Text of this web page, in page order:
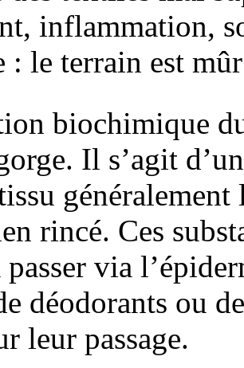
inflammation,
: le terrain est
biochimique
Il s’agit
rincé. Ces
via
déodorants ou
leur passage.